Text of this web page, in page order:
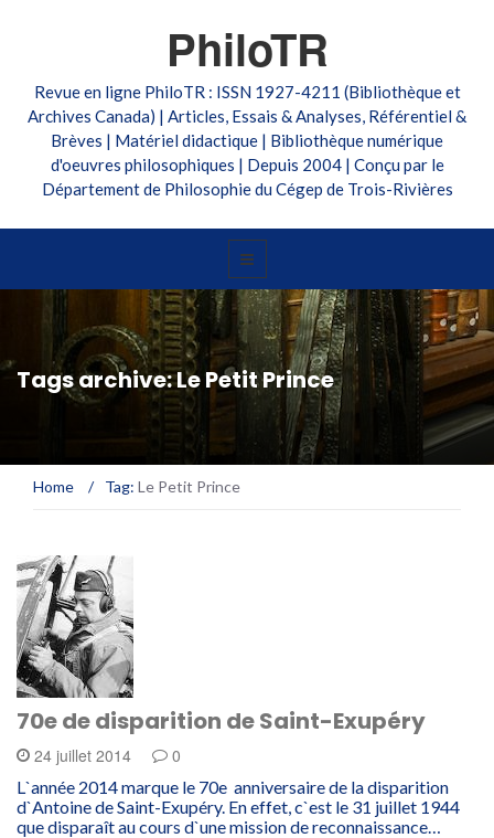
PhiloTR
Revue en ligne PhiloTR : ISSN 1927-4211 (Bibliothèque et
Archives Canada) | Articles, Essais & Analyses, Référentiel &
Brèves | Matériel didactique | Bibliothèque numérique
d'oeuvres philosophiques | Depuis 2004 | Conçu par le
Département de Philosophie du Cégep de Trois-Rivières
Tags archive: Le Petit Prince
Home / Tag: Le Petit Prince
70e de disparition de Saint-Exupéry
24 juillet 2014 0
L`année 2014 marque le 70e anniversaire de la disparition
d`Antoine de Saint-Exupéry. En effet, c`est le 31 juillet 1944
que disparaît au cours d`une mission de reconnaissance…